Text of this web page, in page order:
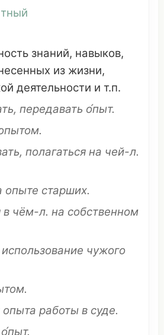
знаний, навыков,
из жизни,
деятельности и т.п.
, передавать о́пыт.
, полагаться на чей-л.
опыте старших.
в чём-л. на собственном
использование чужого
опыта работы в суде.
о́пыт.